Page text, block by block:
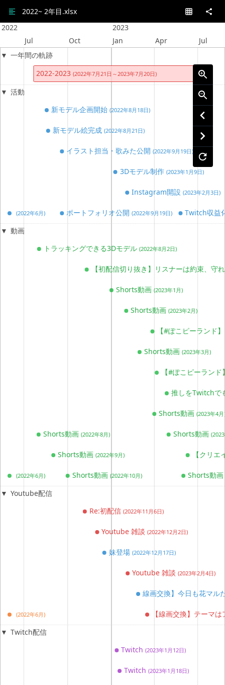
2022~ 2年目.xlsx
2022-2023(2022年7月21日～2023年7月20日)
(2022年6月)
新モデル企画開始 (2022年8月18日)
新モデル絵完成 (2022年8月21日)
イラスト担当・歌みた公開(2022年9月19日)
ポートフォリオ公開(2022年9月19日)
3Dモデル制作 (2023年1月9日)
Instagram開設(2023年2月3日)
Twitch収益
(2022年6月)
トラッキングできる3Dモデル (2022年8月2日)
Shorts動画 (2022年8月)
Shorts動画(2022年9月)
Shorts動画 (2022年10月)
【初配信切り抜き】リスナーは約束、守
Shorts動画 (2023年1月)
Shorts動画(2023年2月)
【#ぽこピーランド
Shorts動画 (2023年3月)
【#ぽこピーラン
推しをTwitchで
Shorts動画(2023年4月
Shorts動画
【クリ
Shorts動
(2022年6月)
Re:初配信 (2022年11月6日)
Youtube 雑談(2022年12月2日)
妹登場 (2022年12月17日)
Youtube 雑談(2023年2月4日)
線画交換】今日も花マル
【線画交換】テーマ
Twitch(2023年1月12日)
Twitch(2023年1月18日)
一年間の軌跡
活動
動画
Youtube配信
Twitch配信
Jul Oct Jan Apr Jul
2023
2022